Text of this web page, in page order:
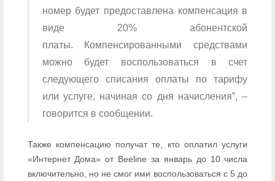
номер будет предоставлена компенсация в
виде 20% абонентской
платы. Компенсированными средствами
можно будет воспользоваться в счет
следующего списания оплаты по тарифу
или услуге, начиная со дня начисления”, –
говорится в сообщении.
Также компенсацию получат те, кто оплатил услуги
«Интернет Дома» от Beeline за январь до 10 числа
включительно, но не смог ими воспользоваться с 5 до